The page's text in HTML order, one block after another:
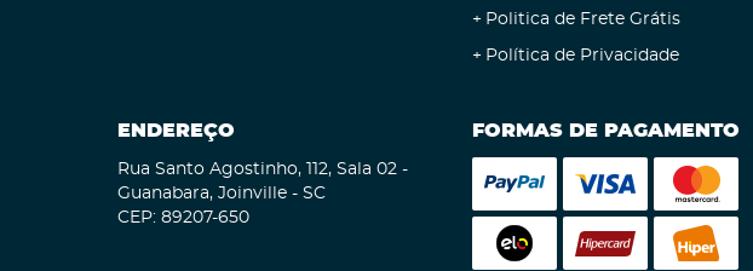
Politica de Frete Grátis
Política de Privacidade
ENDEREÇO
Rua Santo Agostinho, 112, Sala 02 -
Guanabara, Joinville - SC
CEP: 89207-650
FORMAS DE PAGAMENTO